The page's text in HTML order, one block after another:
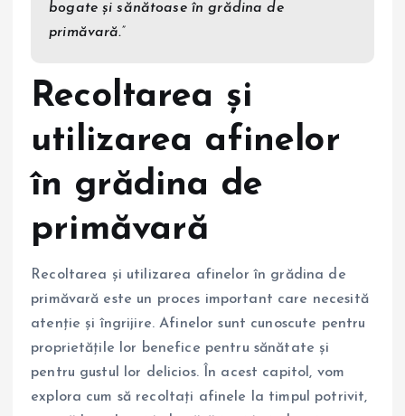
bogate și sănătoase în grădina de
primăvară.”
Recoltarea și
utilizarea afinelor
în grădina de
primăvară
Recoltarea și utilizarea afinelor în grădina de
primăvară este un proces important care necesită
atenție și îngrijire. Afinelor sunt cunoscute pentru
proprietățile lor benefice pentru sănătate și
pentru gustul lor delicios. În acest capitol, vom
explora cum să recoltați afinele la timpul potrivit,